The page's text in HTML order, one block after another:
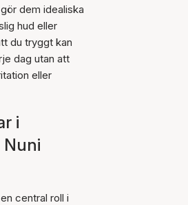
dem idealiska
hud eller
du tryggt kan
dag utan att
eller
i
Nuni
central roll i